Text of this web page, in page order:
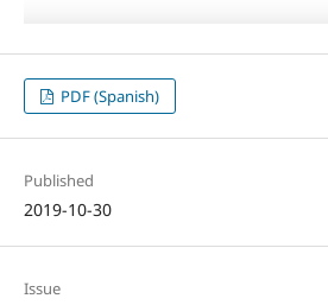
PDF (Spanish)
Published
2019-10-30
Issue